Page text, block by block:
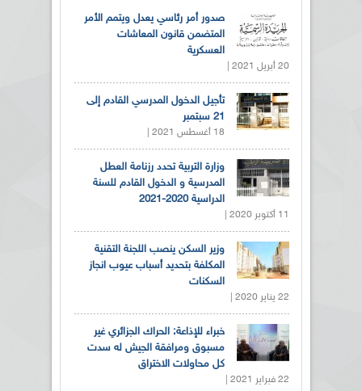
صدور أمر رئاسي يعدل ويتمم الأمر
المتضمن قانون المعاشات
العسكرية
20 أبريل 2021 |
تأجيل الدخول المدرسي القادم إلى
21 سبتمبر
18 أغسطس 2021 |
وزارة التربية تحدد رزنامة العطل
المدرسية و الدخول القادم للسنة
الدراسية 2020-2021
11 أكتوبر 2020 |
وزير السكن ينصب اللجنة التقنية
المكلفة بتحديد أسباب عيوب انجاز
السكنات
22 يناير 2020 |
خبراء للإذاعة: الحراك الجزائري غير
مسبوق ومرافقة الجيش له سدت
كل محاولات الاختراق
22 فبراير 2021 |